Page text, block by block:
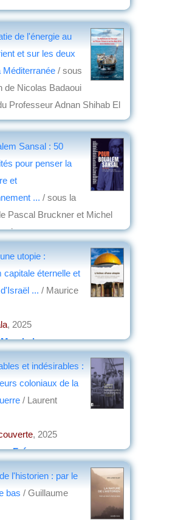
de l'énergie au
et sur les deux
Méditerranée / sous
de Nicolas Badaoui
Professeur Adnan Shihab El
Sansal : 50
pour penser la
et
... / sous la
Pascal Bruckner et Michel
utopie :
capitale éternelle et
... / Maurice
, 2025
et indésirables :
coloniaux de la
/ Laurent
, 2025
Frémeaux
l'historien : par le
bas / Guillaume